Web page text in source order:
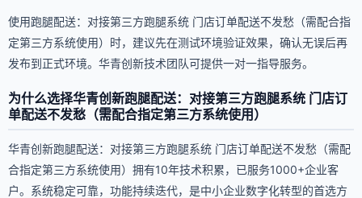
使用跑腿配送：对接第三方跑腿系统 门店订单配送不发愁（需配合指
定第三方系统使用）时，建议先在测试环境验证效果，确认无误后再
发布到正式环境。华青创新技术团队可提供一对一指导服务。
为什么选择华青创新跑腿配送：对接第三方跑腿系统 门店订
单配送不发愁（需配合指定第三方系统使用）
华青创新跑腿配送：对接第三方跑腿系统 门店订单配送不发愁（需配
合指定第三方系统使用）拥有10年技术积累，已服务1000+企业客
户。系统稳定可靠，功能持续迭代，是中小企业数字化转型的首选方